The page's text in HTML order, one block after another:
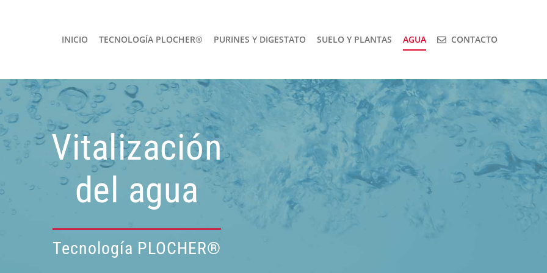
INICIO TECNOLOGÍA PLOCHER® PURINES Y DIGESTATO SUELO Y PLANTAS AGUA CONTACTO
Vitalización
del agua
Tecnología PLOCHER®